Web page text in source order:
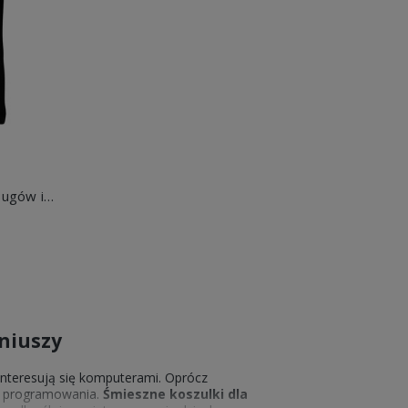
Władca klawiatury pogromca bugów informatyk programista Dziecięca koszulka
się komputerami. Oprócz
Śmieszne koszulki dla